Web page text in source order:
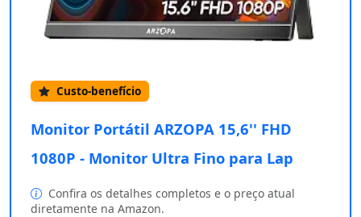
Custo-benefício
Monitor Portátil ARZOPA 15,6'' FHD
1080P - Monitor Ultra Fino para Lap
Confira os detalhes completos e o preço atual
diretamente na Amazon.